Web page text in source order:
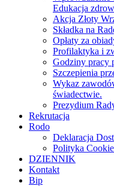
Edukacja
Akcja Złoty
Składka na
Opłaty za
Profilaktyka i
Godziny pracy
Szczepienia
Wykaz
świadectwie.
Prezydium
Rekrutacja
Rodo
Deklaracja
Polityka
DZIENNIK
Kontakt
Bip